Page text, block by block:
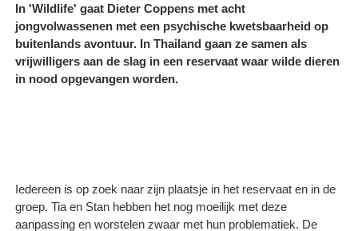
In 'Wildlife' gaat Dieter Coppens met acht
jongvolwassenen met een psychische kwetsbaarheid op
buitenlands avontuur. In Thailand gaan ze samen als
vrijwilligers aan de slag in een reservaat waar wilde dieren
in nood opgevangen worden.
Iedereen is op zoek naar zijn plaatsje in het reservaat en in de
groep. Tia en Stan hebben het nog moeilijk met deze
aanpassing en worstelen zwaar met hun problematiek. De